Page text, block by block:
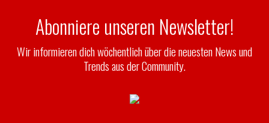
Abonniere unseren Newsletter!
Wir informieren dich wöchentlich über die neuesten News und
Trends aus der Community.